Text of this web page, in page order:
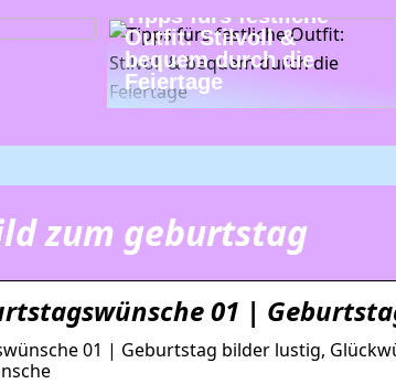
Tipps fürs festliche
Outfit: Stilvoll &
bequem durch die
Feiertage
zum geburtstag
01 |
01 | Geburtstag bilder lustig,